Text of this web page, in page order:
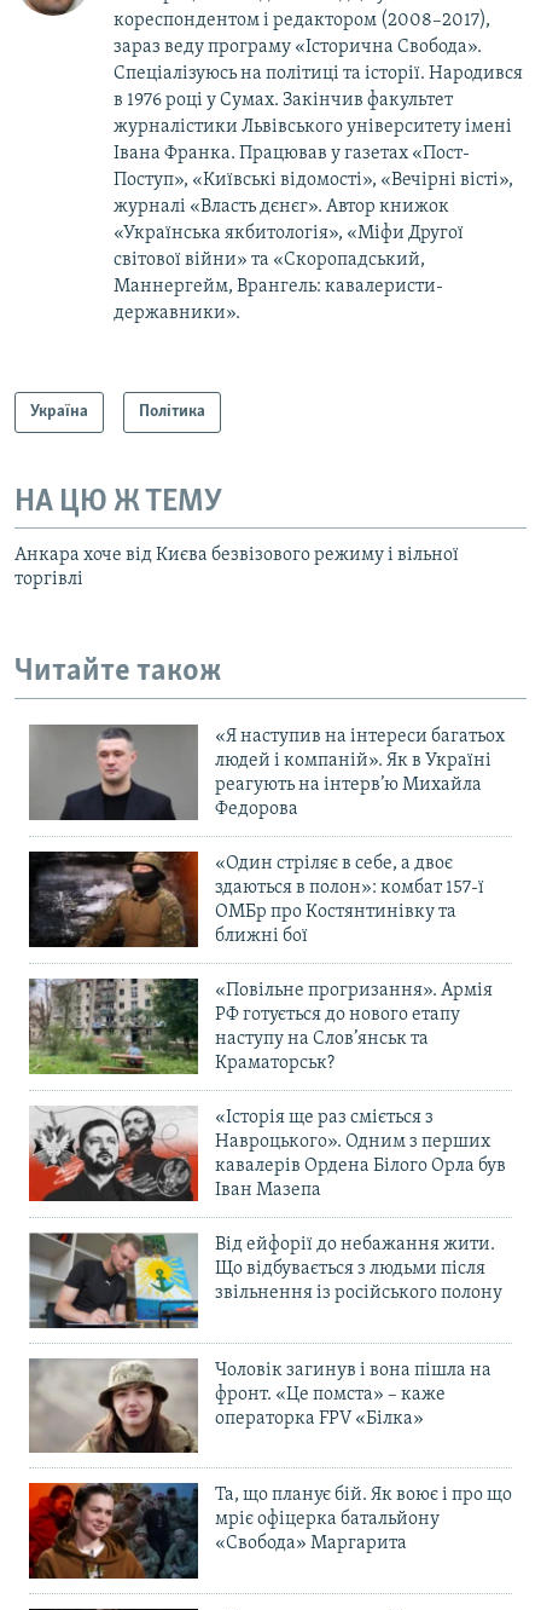
кореcпондентом і редактором (2008–2017),
зараз веду програму «Історична Свобода».
Спеціалізуюсь на політиці та історії. Народився
в 1976 році у Сумах. Закінчив факультет
журналістики Львівського університету імені
Івана Франка. Працював у газетах «Пост-
Поступ», «Київські відомості», «Вечірні вісті»,
журналі «Власть дєнєг». Автор книжок
«Українська якбитологія», «Міфи Другої
світової війни» та «Скоропадський,
Маннергейм, Врангель: кавалеристи-
державники».
Україна Політика
НА ЦЮ Ж ТЕМУ
Анкара хоче від Києва безвізового режиму і вільної
торгівлі
Читайте також
«Я наступив на інтереси багатьох
людей і компаній». Як в Україні
реагують на інтерв’ю Михайла
Федорова
«Один стріляє в себе, а двоє
здаються в полон»: комбат 157-ї
ОМБр про Костянтинівку та
ближні бої
«Повільне прогризання». Армія
РФ готується до нового етапу
наступу на Слов’янськ та
Краматорськ?
«Історія ще раз сміється з
Навроцького». Одним з перших
кавалерів Ордена Білого Орла був
Іван Мазепа
Від ейфорії до небажання жити.
Що відбувається з людьми після
звільнення із російського полону
Чоловік загинув і вона пішла на
фронт. «Це помста» – каже
операторка FPV «Білка»
Та, що планує бій. Як воює і про що
мріє офіцерка батальйону
«Свобода» Маргарита